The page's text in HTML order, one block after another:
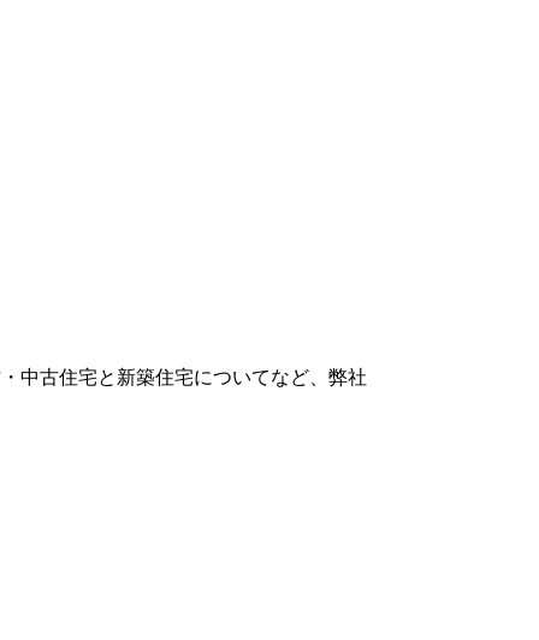
中古住宅と新築住宅についてなど、弊社